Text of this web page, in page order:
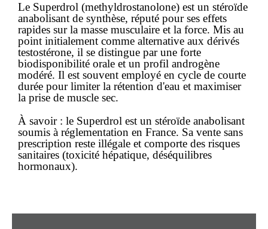
Le Superdrol (methyldrostanolone) est un stéroïde
anabolisant de synthèse, réputé pour ses effets
rapides sur la masse musculaire et la force. Mis au
point initialement comme alternative aux dérivés
testostérone, il se distingue par une forte
biodisponibilité orale et un profil androgène
modéré. Il est souvent employé en cycle de courte
durée pour limiter la rétention d'eau et maximiser
la prise de muscle sec.
À savoir : le Superdrol est un stéroïde anabolisant
soumis à réglementation en France. Sa vente sans
prescription reste illégale et comporte des risques
sanitaires (toxicité hépatique, déséquilibres
hormonaux).